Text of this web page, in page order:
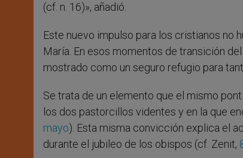
(cf. n. 16)», añadió.
Este nuevo impulso para los cristianos no
María. En esos momentos de transición
mostrado como un seguro refugio para
Se trata de un elemento que el mismo
los dos pastorcillos videntes y en la que
mayo). Esta misma convicción explica el
durante el jubileo de los obispos (cf. Zenit,